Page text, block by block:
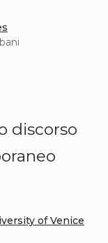
discorso
of Venice